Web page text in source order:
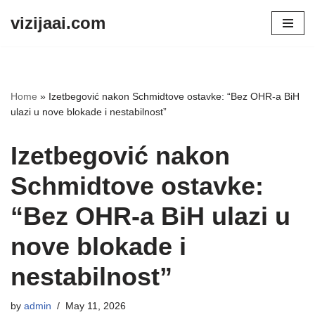
vizijaai.com
Home » Izetbegović nakon Schmidtove ostavke: “Bez OHR-a BiH
ulazi u nove blokade i nestabilnost”
Izetbegović nakon
Schmidtove ostavke:
“Bez OHR-a BiH ulazi u
nove blokade i
nestabilnost”
by admin May 11, 2026